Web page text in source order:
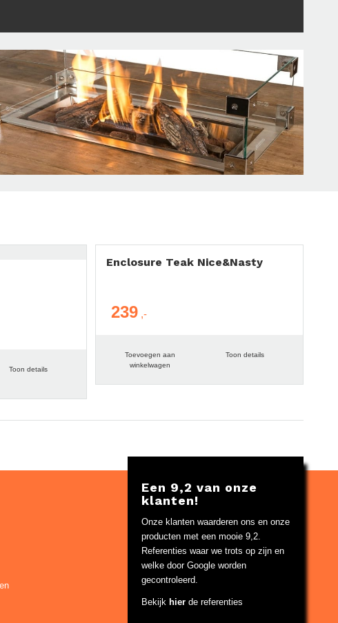
Toon details
Enclosure Teak Nice&Nasty
239
Toevoegen aan
winkelwagen
Toon details
Een 9,2 van onze
klanten!
Onze klanten waarderen ons en onze
producten met een mooie 9,2.
Referenties waar we trots op zijn en
welke door Google worden
gecontroleerd.
Bekijk hierde referenties